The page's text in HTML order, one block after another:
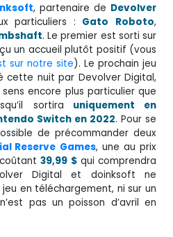
, partenaire de Devolver
particuliers : Gato Roboto,
. Le premier est sorti sur
un accueil plutôt positif (vous
sur notre site). Le prochain jeu
nuit par Devolver Digital,
encore plus particulier que
sortira uniquement en
Switch en 2022. Pour se
de précommander deux
Reserve Games, une au prix
39,99 $qui comprendra
Digital et doinksoft ne
en téléchargement, ni sur un
pas un poisson d’avril en